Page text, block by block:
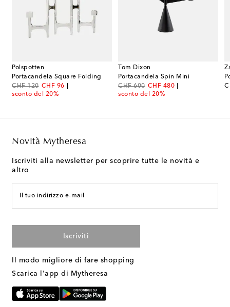
Polspotten
Portacandela Square Folding
CHF 120
original priceCHF 96
discount price
sconto del 20%
Tom Dixon
Portacandela Spin Mini
CHF 600
original priceCHF 480
discount price
sconto del 20%
Novità Mytheresa
Iscriviti alla newsletter per scoprire tutte le novità e
altro
Il tuo indirizzo e-mail
Iscriviti
Il modo migliore di fare shopping
Scarica l'app di Mytheresa